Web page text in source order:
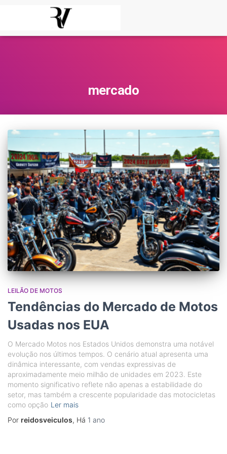
mercado
LEILÃO DE MOTOS
Tendências do Mercado de Motos
Usadas nos EUA
O Mercado Motos nos Estados Unidos demonstra uma notável
evolução nos últimos tempos. O cenário atual apresenta uma
dinâmica interessante, com vendas expressivas de
aproximadamente meio milhão de unidades em 2023. Este
momento significativo reflete não apenas a estabilidade do
setor, mas também a crescente popularidade das motocicletas
como opção Ler mais
Por reidosveiculos, Há 1 ano